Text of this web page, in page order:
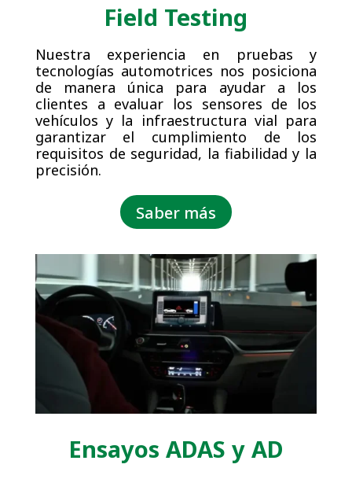
Field Testing
Nuestra experiencia en pruebas y
tecnologías automotrices nos posiciona
de manera única para ayudar a los
clientes a evaluar los sensores de los
vehículos y la infraestructura vial para
garantizar el cumplimiento de los
requisitos de seguridad, la fiabilidad y la
precisión.
Saber más
Ensayos ADAS y AD